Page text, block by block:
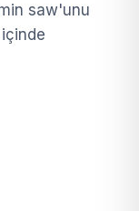
saw'unu